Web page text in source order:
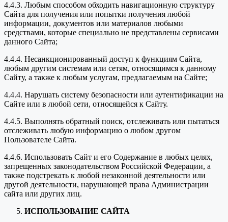
4.4.3. Любым способом обходить навигационную структуру
Сайта для получения или попытки получения любой
информации, документов или материалов любыми
средствами, которые специально не представлены сервисами
данного Сайта;
4.4.4. Несанкционированный доступ к функциям Сайта,
любым другим системам или сетям, относящимся к данному
Сайту, а также к любым услугам, предлагаемым на Сайте;
4.4.4. Нарушать систему безопасности или аутентификации на
Сайте или в любой сети, относящейся к Сайту.
4.4.5. Выполнять обратный поиск, отслеживать или пытаться
отслеживать любую информацию о любом другом
Пользователе Сайта.
4.4.6. Использовать Сайт и его Содержание в любых целях,
запрещенных законодательством Российской Федерации, а
также подстрекать к любой незаконной деятельности или
другой деятельности, нарушающей права Администрации
сайта или других лиц.
ИСПОЛЬЗОВАНИЕ САЙТА